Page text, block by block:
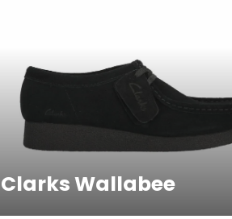
Clarks Wallabee